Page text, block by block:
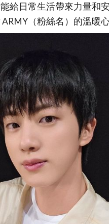
給日常生活帶來力量和
（粉絲名）的溫暖心